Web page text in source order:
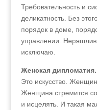
Требовательность и
деликатность. Без
порядок в доме,
управлении.
исключаю.
Женская дипломатия.
Это искусство.
Женщина стремится
и исцелять. И такая